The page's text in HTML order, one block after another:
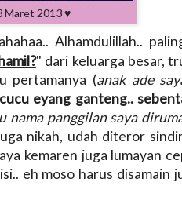
Maret 2013 ♥
Alhamdulillah..
" dari keluarga besar,
pertamanya (anak ade
eyang ganteng..
nama panggilan saya
nikah, udah diteror
kemaren juga lumayan
eh moso harus disamain